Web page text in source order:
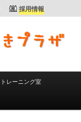
採用情報
トレーニング室